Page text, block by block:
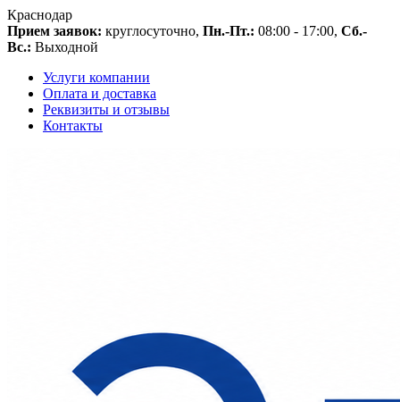
Краснодар
Прием заявок: круглосуточно, Пн.-Пт.: 08:00 - 17:00, Сб.-
Вс.: Выходной
Услуги компании
Оплата и доставка
Реквизиты и отзывы
Контакты